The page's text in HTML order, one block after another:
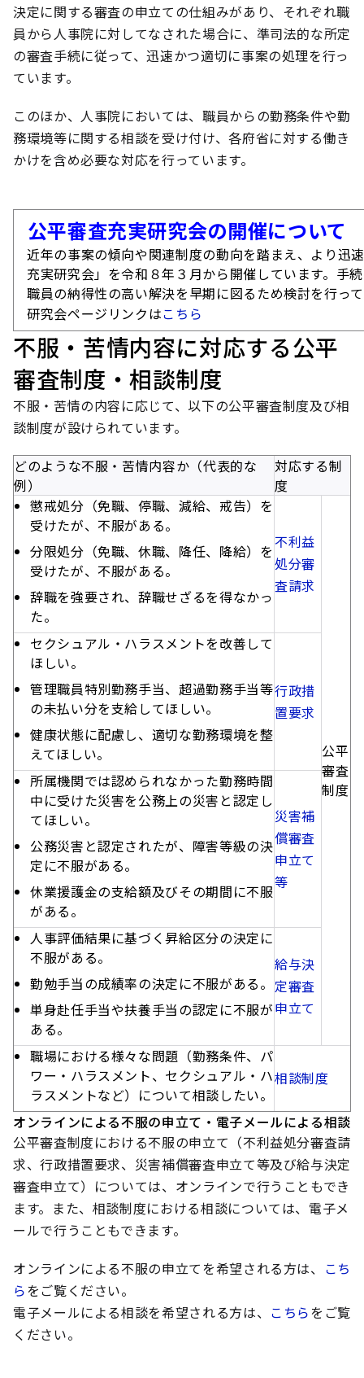
決定に関する審査の申立ての仕組みがあり、それぞれ職
員から人事院に対してなされた場合に、準司法的な所定
の審査手続に従って、迅速かつ適切に事案の処理を行っ
ています。
このほか、人事院においては、職員からの勤務条件や勤
務環境等に関する相談を受け付け、各府省に対する働き
かけを含め必要な対応を行っています。
公平審査充実研究会の開催につい
近年の事案の傾向や関連制度の動向を踏まえ、より迅
充実研究会」を令和８年３月から開催しています。手
職員の納得性の高い解決を早期に図るため検討を行っ
研究会ページリンクはこちら
不服・苦情内容に対応する公平
審査制度・相談制度
不服・苦情の内容に応じて、以下の公平審査制度及び相
談制度が設けられています。
どのような不服・苦情内容か（代表的な
例）
対応する制
度
懲戒処分（免職、停職、減給、戒告）を
受けたが、不服がある。
分限処分（免職、休職、降任、降給）を
受けたが、不服がある。
辞職を強要され、辞職せざるを得なかっ
た。
不利益
処分審
査請求
公平
審査
制度
セクシュアル・ハラスメントを改善して
ほしい。
管理職員特別勤務手当、超過勤務手当等
の未払い分を支給してほしい。
健康状態に配慮し、適切な勤務環境を整
えてほしい。
行政措
置要求
所属機関では認められなかった勤務時間
中に受けた災害を公務上の災害と認定し
てほしい。
公務災害と認定されたが、障害等級の決
定に不服がある。
休業援護金の支給額及びその期間に不服
がある。
災害補
償審査
申立て
等
人事評価結果に基づく昇給区分の決定に
不服がある。
勤勉手当の成績率の決定に不服がある。
単身赴任手当や扶養手当の認定に不服が
ある。
給与決
定審査
申立て
職場における様々な問題（勤務条件、パ
ワー・ハラスメント、セクシュアル・ハ
ラスメントなど）について相談したい。
相談制度
オンラインによる不服の申立て・電子メールによる相談
公平審査制度における不服の申立て（不利益処分審査請
求、行政措置要求、災害補償審査申立て等及び給与決定
審査申立て）については、オンラインで行うこともでき
ます。また、相談制度における相談については、電子メ
ールで行うこともできます。
オンラインによる不服の申立てを希望される方は、 こち
らをご覧ください。
電子メールによる相談を希望される方は、 こちらをご覧
ください。